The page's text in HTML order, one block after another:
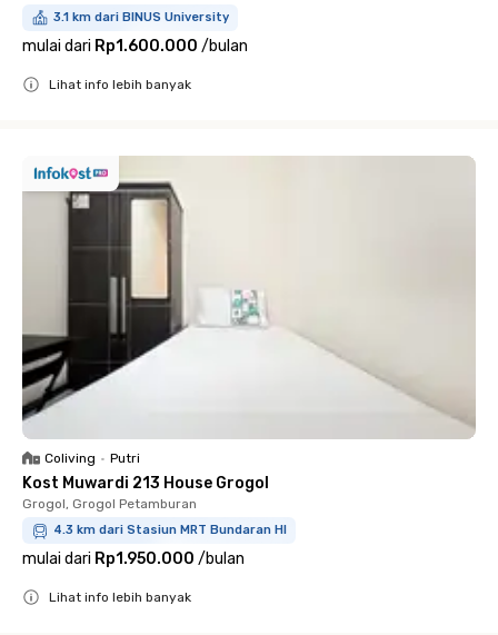
3.1 km dari BINUS University
mulai dari Rp1.600.000 /bulan
Lihat info lebih banyak
Coliving • Putri
Kost Muwardi 213 House Grogol
Grogol, Grogol Petamburan
4.3 km dari Stasiun MRT Bundaran HI
mulai dari Rp1.950.000 /bulan
Lihat info lebih banyak